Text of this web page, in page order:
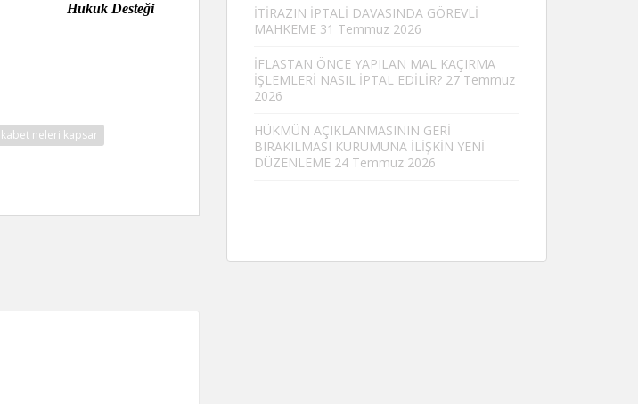
neleri kapsar
İTİRAZIN İPTALİ DAVASINDA GÖREVLİ
MAHKEME 31 Temmuz 2026
İFLASTAN ÖNCE YAPILAN MAL KAÇIRMA
İŞLEMLERİ NASIL İPTAL EDİLİR? 27 Temmuz
2026
HÜKMÜN AÇIKLANMASININ GERİ
BIRAKILMASI KURUMUNA İLİŞKİN YENİ
DÜZENLEME 24 Temmuz 2026